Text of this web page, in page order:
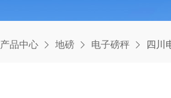
产品中心 地磅 电子磅秤 四川